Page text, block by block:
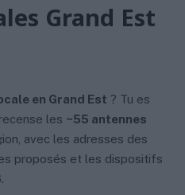
Grand Est
en Grand Est ? Tu es
les ~55 antennes
avec les adresses des
proposés et les dispositifs